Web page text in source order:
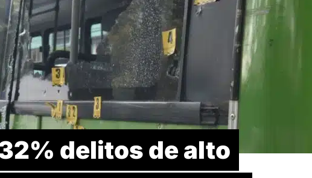
delitos de alto